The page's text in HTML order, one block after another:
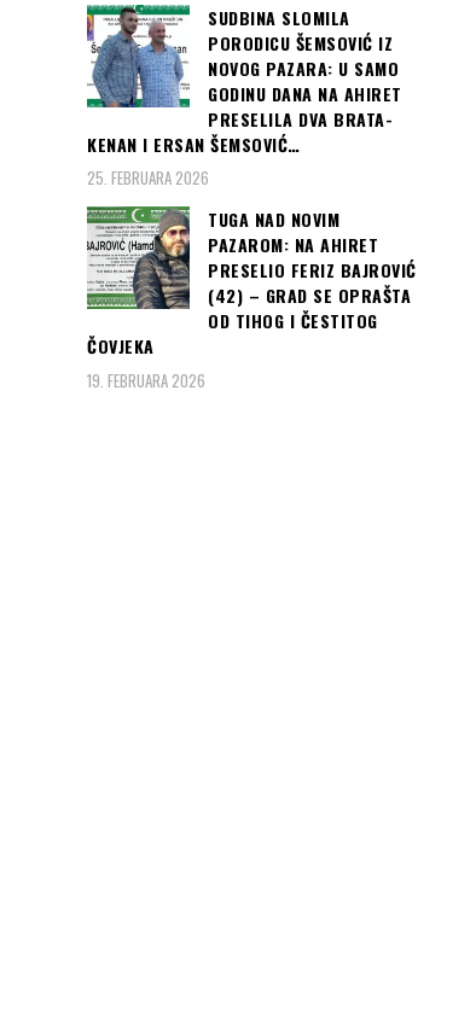
SUDBINA SLOMILA
PORODICU ŠEMSOVIĆ IZ
NOVOG PAZARA: U SAMO
GODINU DANA NA AHIRET
PRESELILA DVA BRATA-
KENAN I ERSAN ŠEMSOVIĆ…
25. FEBRUARA 2026
TUGA NAD NOVIM
PAZAROM: NA AHIRET
PRESELIO FERIZ BAJROVIĆ
(42) – GRAD SE OPRAŠTA
OD TIHOG I ČESTITOG
ČOVJEKA
19. FEBRUARA 2026